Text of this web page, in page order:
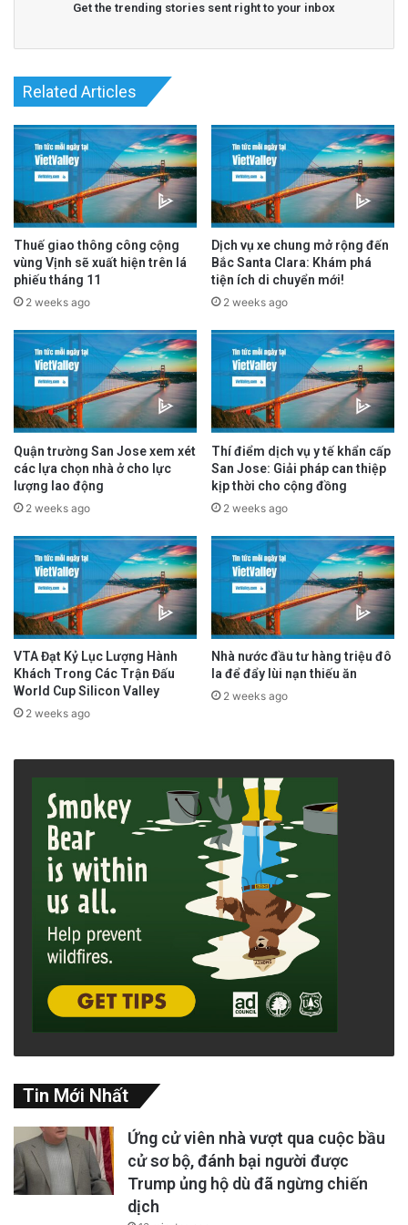
Get the trending stories sent right to your inbox
Related Articles
Thuế giao thông công cộng
vùng Vịnh sẽ xuất hiện trên lá
phiếu tháng 11
2 weeks ago
Dịch vụ xe chung mở rộng đến
Bắc Santa Clara: Khám phá
tiện ích di chuyển mới!
2 weeks ago
Quận trường San Jose xem xét
các lựa chọn nhà ở cho lực
lượng lao động
2 weeks ago
Thí điểm dịch vụ y tế khẩn cấp
San Jose: Giải pháp can thiệp
kịp thời cho cộng đồng
2 weeks ago
VTA Đạt Kỷ Lục Lượng Hành
Khách Trong Các Trận Đấu
World Cup Silicon Valley
2 weeks ago
Nhà nước đầu tư hàng triệu đô
la để đẩy lùi nạn thiếu ăn
2 weeks ago
Tin Mới Nhất
Ứng cử viên nhà vượt qua cuộc bầu
cử sơ bộ, đánh bại người được
Trump ủng hộ dù đã ngừng chiến
dịch